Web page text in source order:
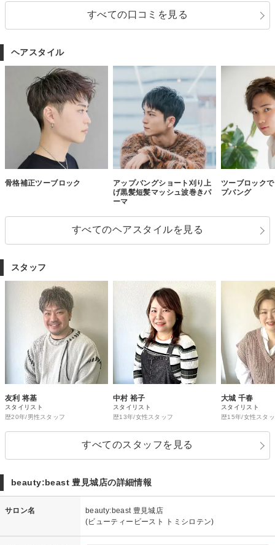
すべての口コミを見る
ヘアスタイル
骨格補正ツーブロック
アップバングショート刈り上
げ黒髪短髪マッシュ波巻きパ
ーマ
ツーブロック
プバング
すべてのヘアスタイルを見る
スタッフ
友利 将基
スタイリスト
歴20年/男性スタッフ
中村 裕子
スタイリスト
歴13年/女性スタッフ
大城 千春
スタイリスト
歴15年/女性スタ
すべてのスタッフを見る
beauty:beast 豊見城店の詳細情報
サロン名
beauty:beast 豊見城店
(ビューティービースト トミシロテン)